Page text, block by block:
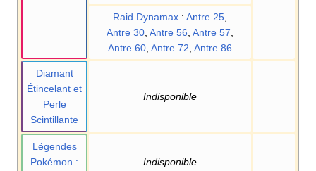
Raid Dynamax : Antre 25,
Antre 30, Antre 56, Antre 57,
Antre 60, Antre 72, Antre 86
Diamant
Étincelant et
Perle
Scintillante
Indisponible
Légendes
Pokémon :
Indisponible